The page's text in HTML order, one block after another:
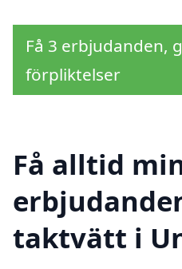
Få 3 erbjudanden,
förpliktelser
Få alltid
taktvätt i